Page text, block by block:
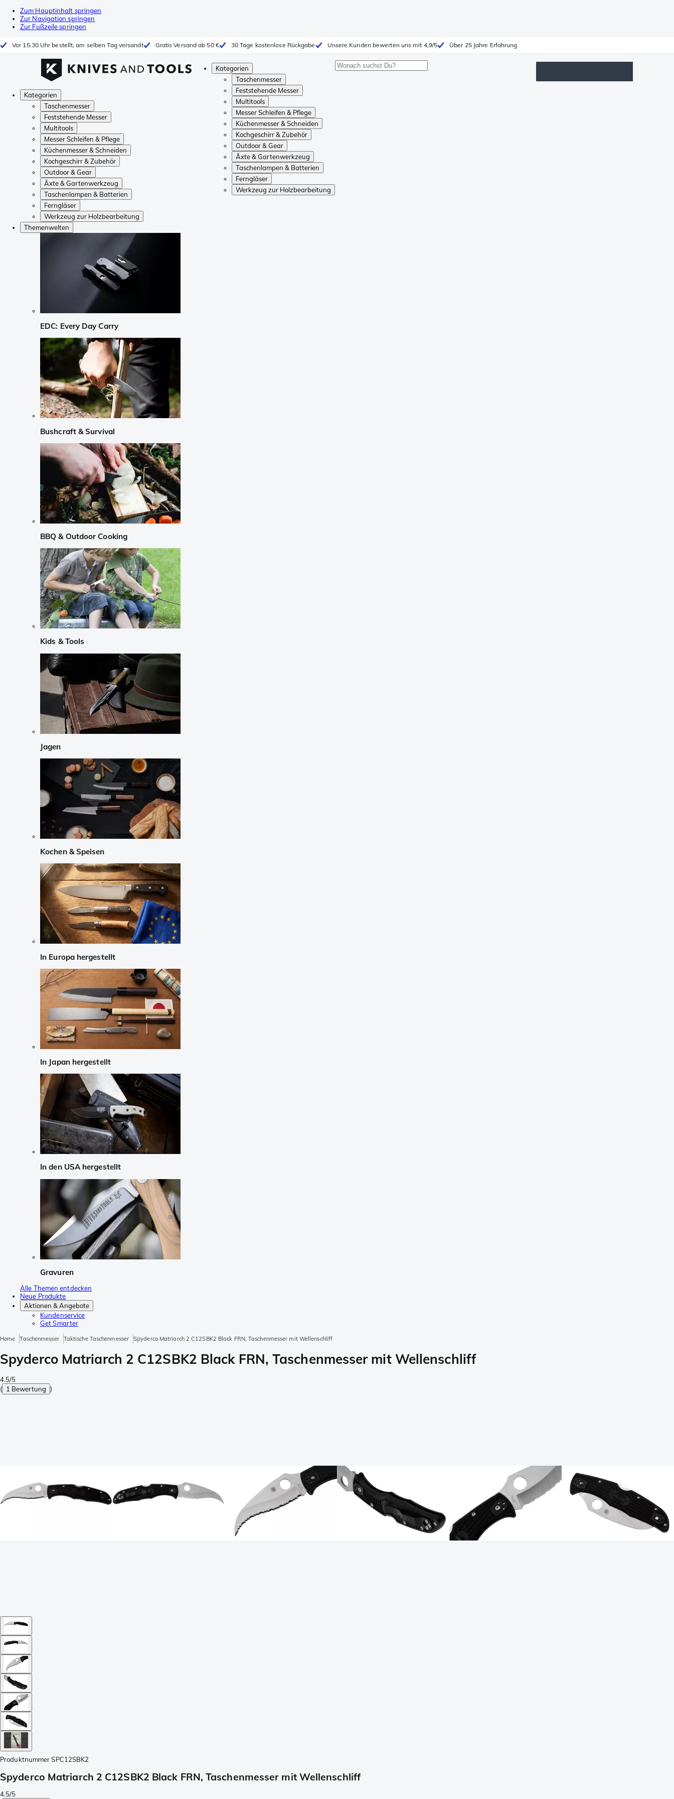
Zum Hauptinhalt springen
Zur Navigation springen
Zur Fußzeile springen
Vor 15.30 Uhr bestellt, am selben Tag versandt Gratis Versand ab 50 € 30 Tage kostenlose Rückgabe Unsere Kunden bewerten uns mit 4,9/5 Über 25 Jahre Erfahrung
Kategorien
Taschenmesser
Feststehende Messer
Multitools
Messer Schleifen & Pflege
Küchenmesser & Schneiden
Kochgeschirr & Zubehör
Outdoor & Gear
Äxte & Gartenwerkzeug
Taschenlampen & Batterien
Ferngläser
Werkzeug zur Holzbearbeitung
Kategorien
Taschenmesser
Feststehende Messer
Multitools
Messer Schleifen & Pflege
Küchenmesser & Schneiden
Kochgeschirr & Zubehör
Outdoor & Gear
Äxte & Gartenwerkzeug
Taschenlampen & Batterien
Ferngläser
Werkzeug zur Holzbearbeitung
Themenwelten
EDC: Every Day Carry
Bushcraft & Survival
BBQ & Outdoor Cooking
Kids & Tools
Jagen
Kochen & Speisen
In Europa hergestellt
In Japan hergestellt
In den USA hergestellt
Gravuren
Alle Themen entdecken
Neue Produkte
Aktionen & Angebote
Kundenservice
Get Smarter
Home Taschenmesser Taktische Taschenmesser Spyderco Matriarch 2 C12SBK2 Black FRN, Taschenmesser mit Wellenschliff
Spyderco Matriarch 2 C12SBK2 Black FRN, Taschenmesser mit Wellenschliff
4.5/5
( 1 Bewertung )
Produktnummer SPC12SBK2
Spyderco Matriarch 2 C12SBK2 Black FRN, Taschenmesser mit Wellenschliff
4.5/5